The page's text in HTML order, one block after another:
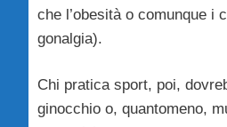
che l’obesità o comunque i
gonalgia).
Chi pratica sport, poi,
ginocchio o, quantomeno,